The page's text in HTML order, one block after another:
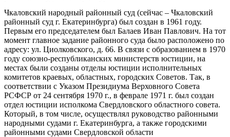
Чкаловский народный районный суд (сейчас – Чкаловский
районный суд г. Екатеринбурга) был создан в 1961 году.
Первым его председателем был Балаев Иван Павлович. На тот
момент главное задание районного суда было расположено по
адресу: ул. Циолковского, д. 66. В связи с образованием в 1970
году союзно-республиканских министерств юстиции, на
местах были созданы отделы юстиции исполнительных
комитетов краевых, областных, городских Советов. Так, в
соответствии с Указом Президиума Верховного Совета
РСФСР от 24 сентября 1970 г., в феврале 1971 г. был создан
отдел юстиции исполкома Свердловского областного совета.
Который, в том числе, осуществлял руководство районными
народными судами г. Екатеринбурга, а также городскими
районными судами Свердловской области